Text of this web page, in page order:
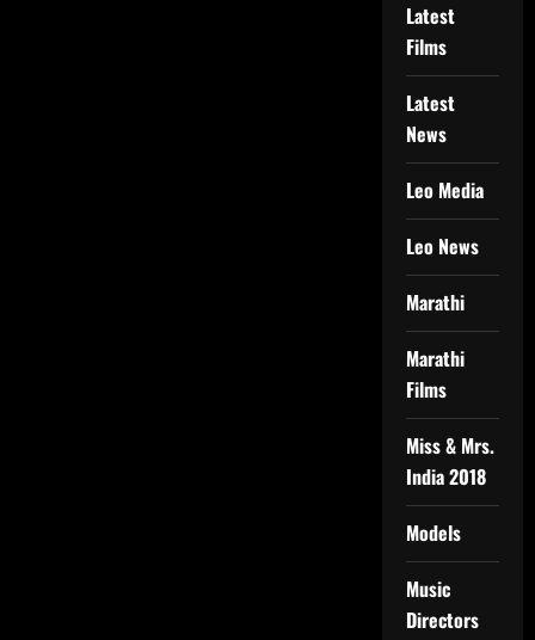
Latest
Films
Latest
News
Leo Media
Leo News
Marathi
Marathi
Films
Miss & Mrs.
India 2018
Models
Music
Directors